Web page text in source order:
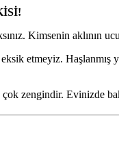
Kimsenin aklının
etmeyiz.
zengindir. Evinizde